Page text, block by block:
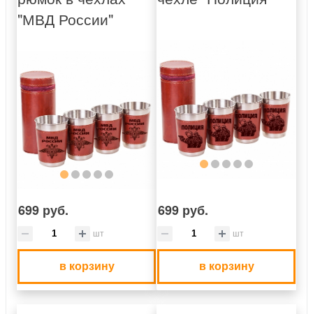
"МВД России"
699 руб.
шт
в корзину
699 руб.
шт
в корзину